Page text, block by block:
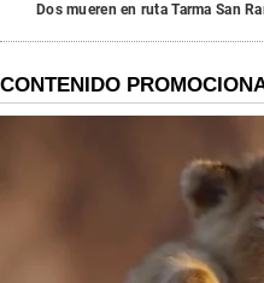
Dos mueren en ruta Tarma San